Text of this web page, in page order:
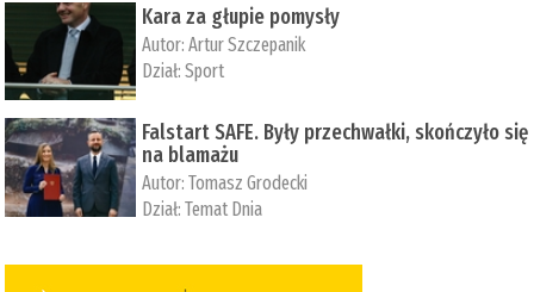
Kara za głupie pomysły
Autor:Artur Szczepanik
Dział:Sport
Falstart SAFE. Były przechwałki, skończyło się
na blamażu
Autor:Tomasz Grodecki
Dział:Temat Dnia